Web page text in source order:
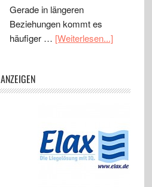
Gerade in längeren
Beziehungen kommt es
häufiger … [Weiterlesen...]
ANZEIGEN